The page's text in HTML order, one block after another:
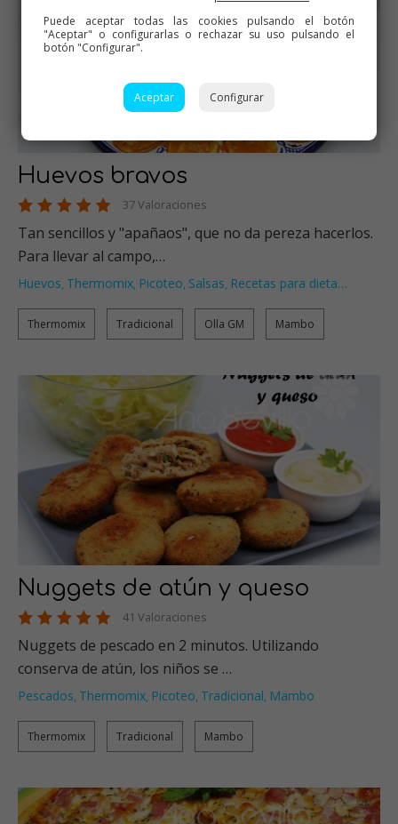
Huevos bravos
37 Valoraciones
Tan sencillos y "apañaos", que no da pereza hacerlos.
Para llevar al campo,…
Huevos, Thermomix, Picoteo, Salsas, Recetas para dieta…
Thermomix Tradicional Olla GM Mambo
Nuggets de atún y queso
41 Valoraciones
Nuggets de pescado en 2 minutos. Utilizando
conserva de atún, los niños se …
Pescados, Thermomix, Picoteo, Tradicional, Mambo
Thermomix Tradicional Mambo
Puede aceptar todas las cookies pulsando el botón
"Aceptar" o configurarlas o rechazar su uso pulsando el
botón "Configurar".
Aceptar Configurar